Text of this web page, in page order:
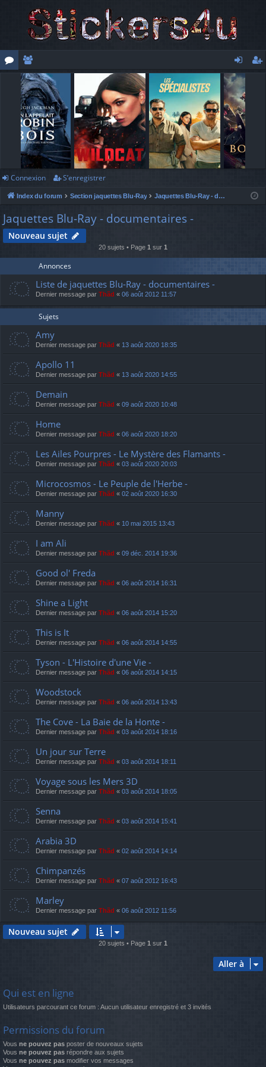
e
m
br
es
o
n
ne
xi
o
Connexion S’enregistrer
Index du forum Section jaquettes Blu-Ray Jaquettes Blu-Ray - documentaires -
Jaquettes Blu-Ray - documentaires -
Nouveau sujet
20 sujets • Page 1 sur 1
Annonces
Liste de jaquettes Blu-Ray - documentaires -
Dernier message par Thãd « 06 août 2012 11:57
Sujets
Amy
Dernier message par Thãd « 13 août 2020 18:35
Apollo 11
Dernier message par Thãd « 13 août 2020 14:55
Demain
Dernier message par Thãd « 09 août 2020 10:48
Home
Dernier message par Thãd « 06 août 2020 18:20
Les Ailes Pourpres - Le Mystère des Flamants -
Dernier message par Thãd « 03 août 2020 20:03
Microcosmos - Le Peuple de l'Herbe -
Dernier message par Thãd « 02 août 2020 16:30
Manny
Dernier message par Thãd « 10 mai 2015 13:43
I am Ali
Dernier message par Thãd « 09 déc. 2014 19:36
Good ol' Freda
Dernier message par Thãd « 06 août 2014 16:31
Shine a Light
Dernier message par Thãd « 06 août 2014 15:20
This is It
Dernier message par Thãd « 06 août 2014 14:55
Tyson - L'Histoire d'une Vie -
Dernier message par Thãd « 06 août 2014 14:15
Woodstock
Dernier message par Thãd « 06 août 2014 13:43
The Cove - La Baie de la Honte -
Dernier message par Thãd « 03 août 2014 18:16
Un jour sur Terre
Dernier message par Thãd « 03 août 2014 18:11
Voyage sous les Mers 3D
Dernier message par Thãd « 03 août 2014 18:05
Senna
Dernier message par Thãd « 03 août 2014 15:41
Arabia 3D
Dernier message par Thãd « 02 août 2014 14:14
Chimpanzés
Dernier message par Thãd « 07 août 2012 16:43
Marley
Dernier message par Thãd « 06 août 2012 11:56
Nouveau sujet
20 sujets • Page 1 sur 1
Aller à
Qui est en ligne
Utilisateurs parcourant ce forum : Aucun utilisateur enregistré et 3 invités
Permissions du forum
Vous ne pouvez pas poster de nouveaux sujets
Vous ne pouvez pas répondre aux sujets
Vous ne pouvez pas modifier vos messages